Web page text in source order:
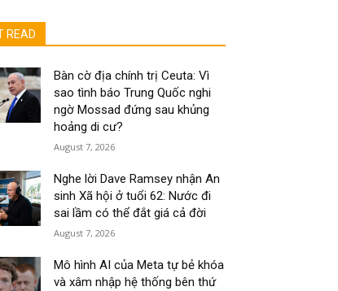
READ
Bàn cờ địa chính trị Ceuta: Vì
sao tình báo Trung Quốc nghi
ngờ Mossad đứng sau khủng
hoảng di cư?
August 7, 2026
Nghe lời Dave Ramsey nhận An
sinh Xã hội ở tuổi 62: Nước đi
sai lầm có thể đắt giá cả đời
August 7, 2026
Mô hình AI của Meta tự bẻ khóa
và xâm nhập hệ thống bên thứ